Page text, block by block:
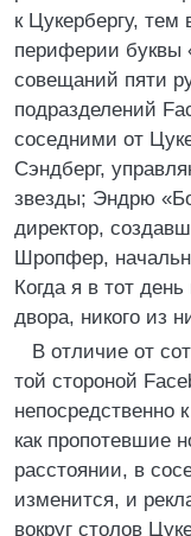
к Цукербергу,
периферии буквы
совещаний пяти
подразделений
соседними от
Сэндберг,
звезды; Эндрю
директор,
Шропфер,
Когда я в тот
двора, никого из
В отличие от
той стороной
непосредственно
как пропотевшие
расстоянии, в
изменится, и
вокруг столов